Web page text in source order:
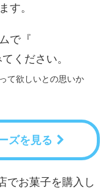
す。
で『
ください。
て欲しいとの思いか
ズを見る
でお菓子を購入し